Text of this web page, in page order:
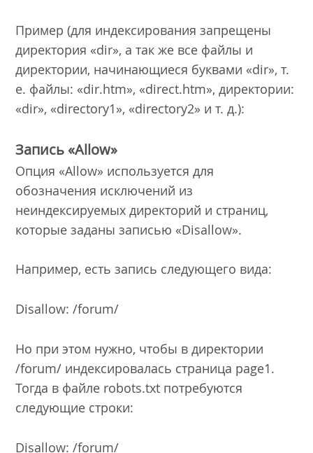
Пример (для индексирования запрещены
директория «dir», а так же все файлы и
директории, начинающиеся буквами «dir», т.
е. файлы: «dir.htm», «direct.htm», директории:
«dir», «directory1», «directory2» и т. д.):
Запись «Allow»
Опция «Allow» используется для
обозначения исключений из
неиндексируемых директорий и страниц,
которые заданы записью «Disallow».
Например, есть запись следующего вида:
Disallow: /forum/
Но при этом нужно, чтобы в директории
/forum/ индексировалась страница page1.
Тогда в файле robots.txt потребуются
следующие строки:
Disallow: /forum/